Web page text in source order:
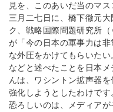
見を、このあいだ当のマ
三月二七日に、橋下徹元
ク、戦略国際問題研究所
が「今の日本の軍事力は
な外圧をかけてもらいたい
などと述べたことを日本
んは、ワシントン拡声器
強化しようとしたわけです
恐ろしいのは、メディア